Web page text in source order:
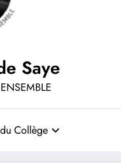
Saye
Collège